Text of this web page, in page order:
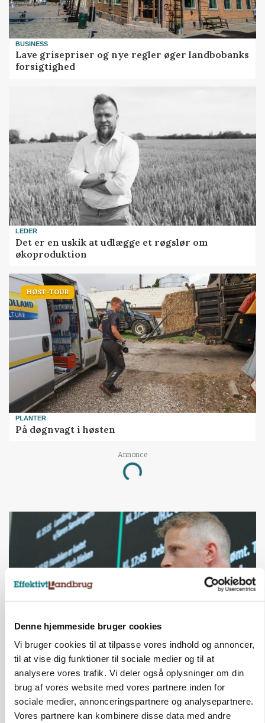
Denne hjemmeside bruger cookies
Vi bruger cookies til at tilpasse vores indhold og annoncer,
til at vise dig funktioner til sociale medier og til at
analysere vores trafik. Vi deler også oplysninger om din
brug af vores website med vores partnere inden for
sociale medier, annonceringspartnere og analysepartnere.
Vores partnere kan kombinere disse data med andre
BUSINESS
Lave grisepriser og nye regler øger landbobanks
forsigtighed
LEDER
Det er en uskik at udlægge et røgslør om
økoproduktion
HØST-TOUR
PLANTER
På døgnvagt i høsten
Annonce
Loading...
GRISE
Svineproducenter kalder Danish Crowns pris en
katastrofe
Annonce